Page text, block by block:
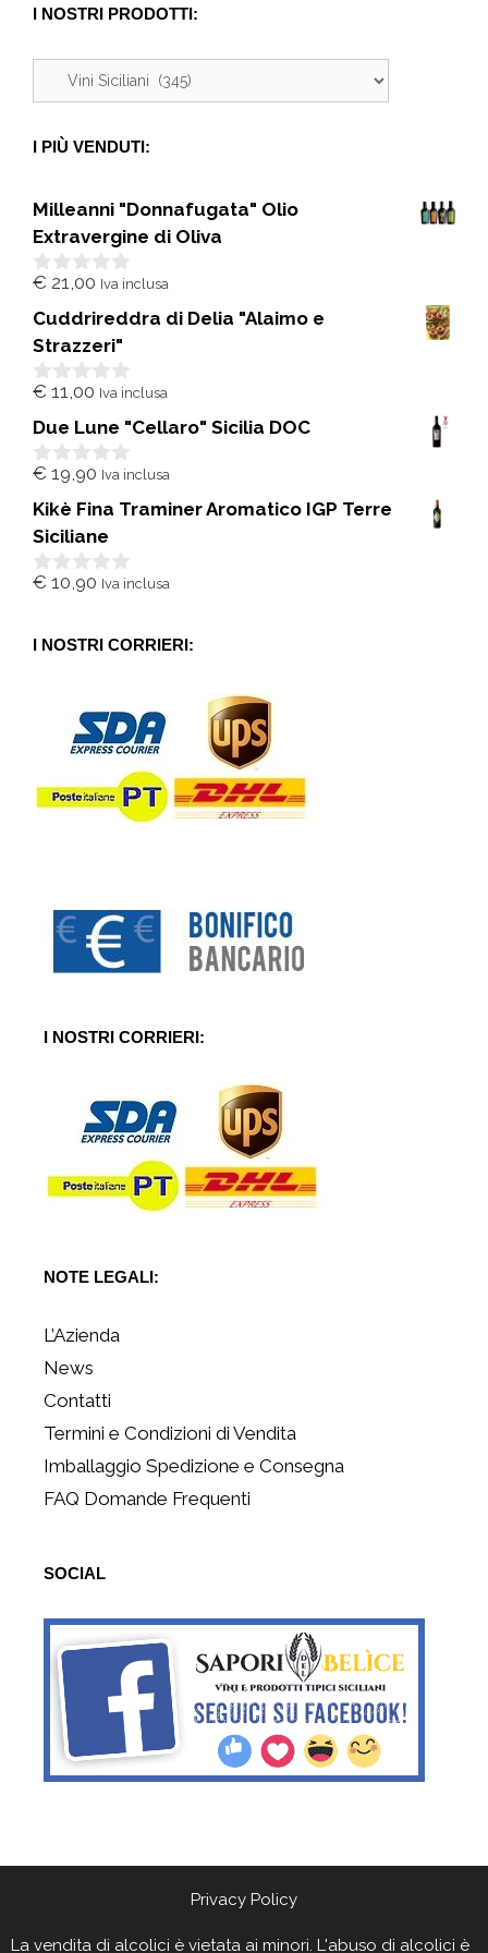
I NOSTRI PRODOTTI:
I PIÙ VENDUTI:
Milleanni "Donnafugata" Olio
Extravergine di Oliva
0
u
5
€ 21,00 Iva inclusa
Cuddrireddra di Delia "Alaimo e
Strazzeri"
0
u
5
€ 11,00 Iva inclusa
Due Lune "Cellaro" Sicilia DOC
0
u
5
€ 19,90 Iva inclusa
Kikè Fina Traminer Aromatico IGP Terre
Siciliane
0
5
€ 10,90 Iva inclusa
I NOSTRI CORRIERI:
I NOSTRI CORRIERI:
NOTE LEGALI:
L’Azienda
News
Contatti
Termini e Condizioni di Vendita
Imballaggio Spedizione e Consegna
FAQ Domande Frequenti
SOCIAL
Privacy Policy
La vendita di alcolici è vietata ai minori. L'abuso di alcolici è